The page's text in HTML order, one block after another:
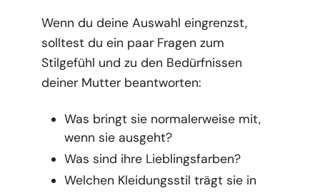
Wenn du deine Auswahl eingrenzst,
solltest du ein paar Fragen zum
Stilgefühl und zu den Bedürfnissen
deiner Mutter beantworten:
Was bringt sie normalerweise mit,
wenn sie ausgeht?
Was sind ihre Lieblingsfarben?
Welchen Kleidungsstil trägt sie in